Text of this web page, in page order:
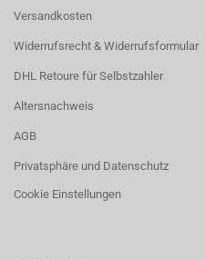
Versandkosten
Widerrufsrecht & Widerrufsformular
DHL Retoure für Selbstzahler
Altersnachweis
AGB
Privatsphäre und Datenschutz
Cookie Einstellungen